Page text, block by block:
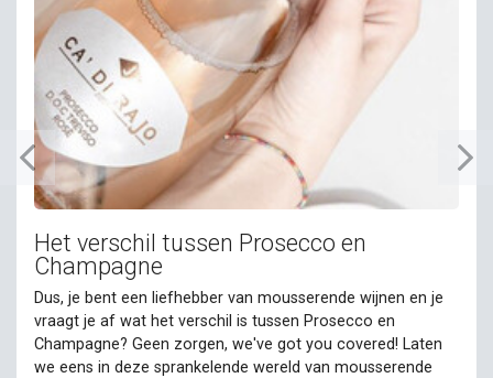
Het verschil tussen Prosecco en
Champagne
Dus, je bent een liefhebber van mousserende wijnen en je
vraagt je af wat het verschil is tussen Prosecco en
Champagne? Geen zorgen, we've got you covered! Laten
we eens in deze sprankelende wereld van mousserende